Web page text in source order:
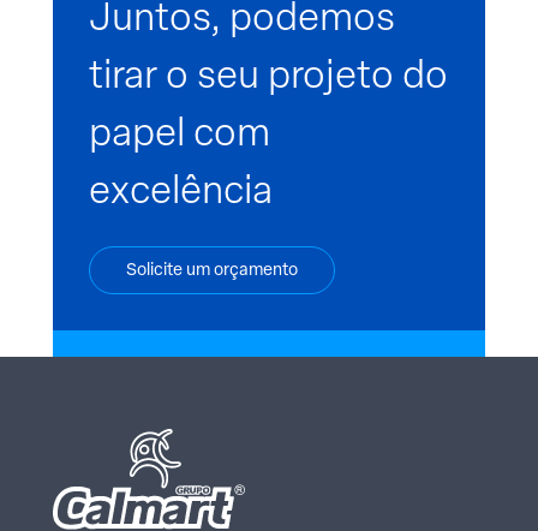
Juntos, podemos
tirar o seu projeto do
papel com
excelência
Solicite um orçamento